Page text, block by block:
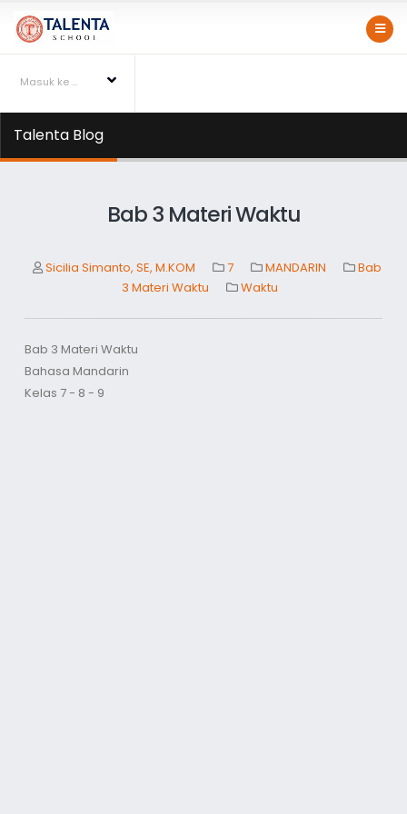
Masuk ke Talentapedia
Talenta Blog
Bab 3 Materi Waktu
Sicilia Simanto, SE, M.KOM 7 MANDARIN
Bab
3 Materi Waktu
Waktu
Bab 3 Materi Waktu
Bahasa Mandarin
Kelas 7 - 8 - 9